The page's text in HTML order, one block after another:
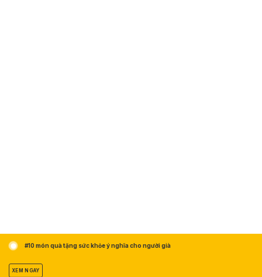
#10 món quà tặng sức khỏe ý nghĩa cho người già
XEM NGAY